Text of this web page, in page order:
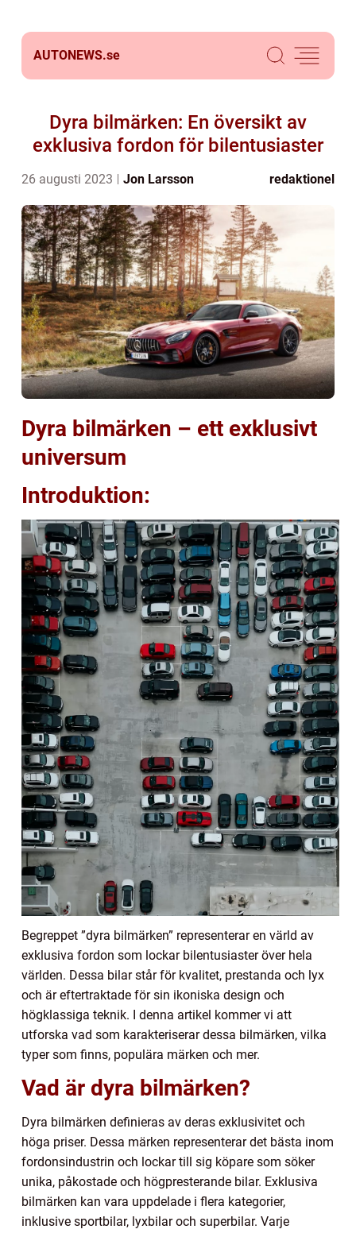
AUTONEWS.se
Dyra bilmärken: En översikt av
exklusiva fordon för bilentusiaster
26 augusti 2023 Jon Larsson redaktionel
Dyra bilmärken – ett exklusivt
universum
Introduktion:
Begreppet ”dyra bilmärken” representerar en värld av
exklusiva fordon som lockar bilentusiaster över hela
världen. Dessa bilar står för kvalitet, prestanda och lyx
och är eftertraktade för sin ikoniska design och
högklassiga teknik. I denna artikel kommer vi att
utforska vad som karakteriserar dessa bilmärken, vilka
typer som finns, populära märken och mer.
Vad är dyra bilmärken?
Dyra bilmärken definieras av deras exklusivitet och
höga priser. Dessa märken representerar det bästa inom
fordonsindustrin och lockar till sig köpare som söker
unika, påkostade och högpresterande bilar. Exklusiva
bilmärken kan vara uppdelade i flera kategorier,
inklusive sportbilar, lyxbilar och superbilar. Varje